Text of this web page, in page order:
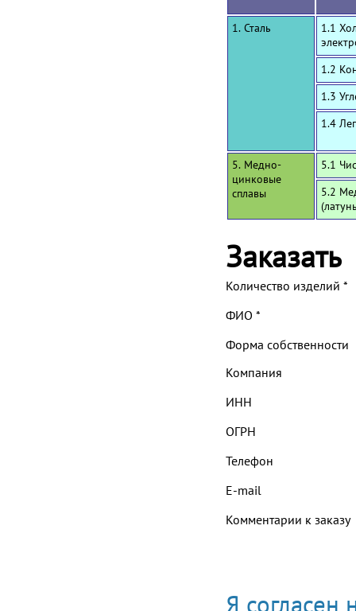
1. Сталь
1.1
1.2
1.3
1.4
5. Медно-
цинковые
сплавы
5.1
5.2
Заказать
Количество изделий *
ФИО *
Форма собственности
Компания
ИНН
ОГРН
Телефон
E-mail
Комментарии к заказу
Я согласен